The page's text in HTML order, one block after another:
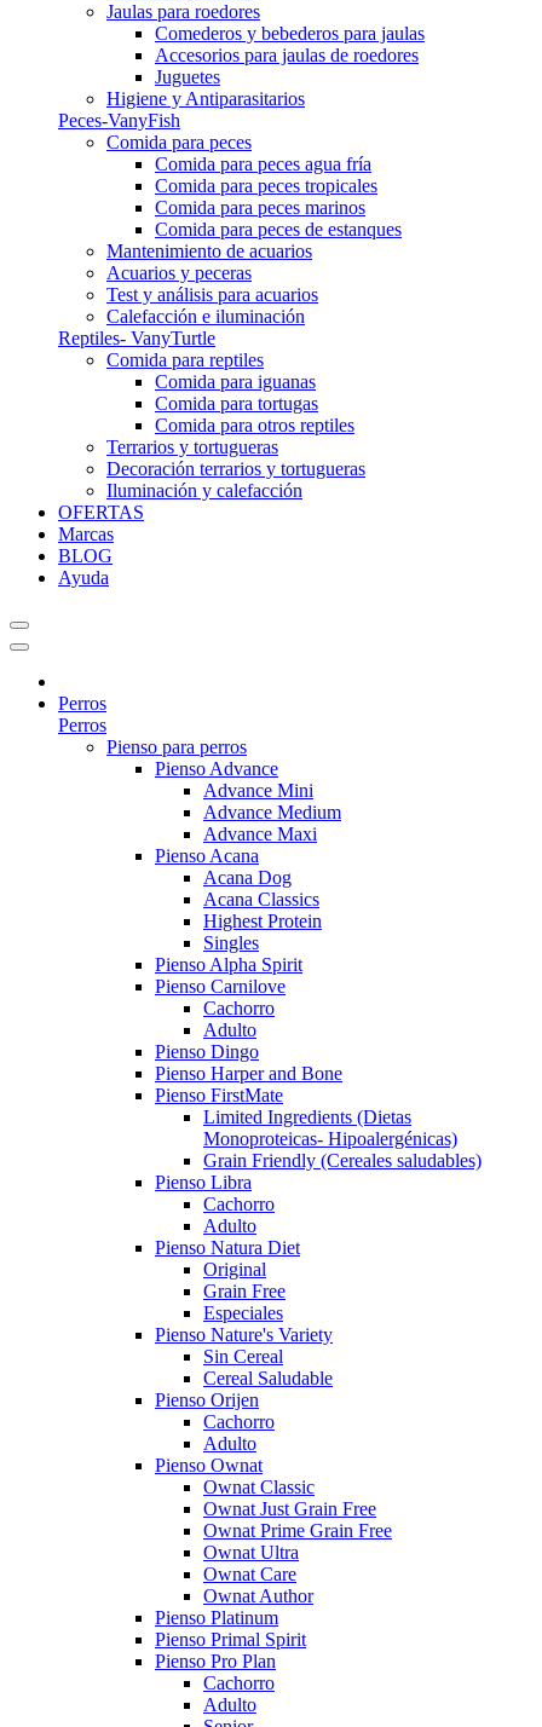
Jaulas para roedores
Comederos y bebederos para jaulas
Accesorios para jaulas de roedores
Juguetes
Higiene y Antiparasitarios
Peces-VanyFish
Comida para peces
Comida para peces agua fría
Comida para peces tropicales
Comida para peces marinos
Comida para peces de estanques
Mantenimiento de acuarios
Acuarios y peceras
Test y análisis para acuarios
Calefacción e iluminación
Reptiles- VanyTurtle
Comida para reptiles
Comida para iguanas
Comida para tortugas
Comida para otros reptiles
Terrarios y tortugueras
Decoración terrarios y tortugueras
Iluminación y calefacción
OFERTAS
Marcas
BLOG
Ayuda
Perros
Perros
Pienso para perros
Pienso Advance
Advance Mini
Advance Medium
Advance Maxi
Pienso Acana
Acana Dog
Acana Classics
Highest Protein
Singles
Pienso Alpha Spirit
Pienso Carnilove
Cachorro
Adulto
Pienso Dingo
Pienso Harper and Bone
Pienso FirstMate
Limited Ingredients (Dietas
Monoproteicas- Hipoalergénicas)
Grain Friendly (Cereales saludables)
Pienso Libra
Cachorro
Adulto
Pienso Natura Diet
Original
Grain Free
Especiales
Pienso Nature's Variety
Sin Cereal
Cereal Saludable
Pienso Orijen
Cachorro
Adulto
Pienso Ownat
Ownat Classic
Ownat Just Grain Free
Ownat Prime Grain Free
Ownat Ultra
Ownat Care
Ownat Author
Pienso Platinum
Pienso Primal Spirit
Pienso Pro Plan
Cachorro
Adulto